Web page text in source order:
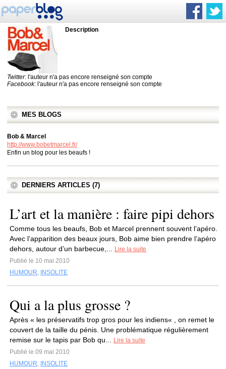
Description
Twitter: l'auteur n'a pas encore renseigné son compte
Facebook: l'auteur n'a pas encore renseigné son compte
MES BLOGS
Bob & Marcel
http://www.bobetmarcel.fr/
Enfin un blog pour les beaufs !
DERNIERS ARTICLES (7)
L’art et la manière : faire pipi dehors
Comme tous les beaufs, Bob et Marcel prennent souvent l’apéro.
Avec l’apparition des beaux jours, Bob aime bien prendre l’apéro
dehors, autour d’un barbecue,...
Lire la suite
Publié le 10 mai 2010
HUMOUR, INSOLITE
Qui a la plus grosse ?
Après « les préservatifs trop gros pour les indiens« , on remet le
couvert de la taille du pénis. Une problématique régulièrement
remise sur le tapis par Bob qu...
Lire la suite
Publié le 09 mai 2010
HUMOUR, INSOLITE